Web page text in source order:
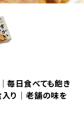
毎日食べても飽き
入り｜老舗の味を